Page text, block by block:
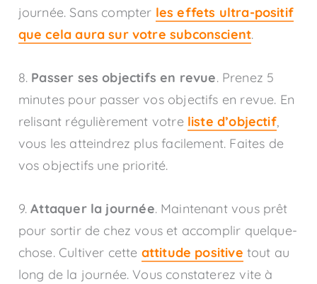
journée. Sans compter les effets ultra-positif
que cela aura sur votre subconscient.
8. Passer ses objectifs en revue. Prenez 5
minutes pour passer vos objectifs en revue. En
relisant régulièrement votre liste d’objectif,
vous les atteindrez plus facilement. Faites de
vos objectifs une priorité.
9.Attaquer la journée. Maintenant vous prêt
pour sortir de chez vous et accomplir quelque-
chose. Cultiver cette attitude positive tout au
long de la journée. Vous constaterez vite à